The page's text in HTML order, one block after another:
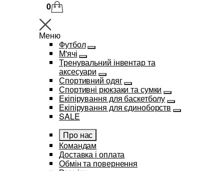
0
Меню
Футбол
М'ячі
Тренувальний інвентар та
аксесуари
Спортивний одяг
Спортивні рюкзаки та сумки
Екіпірування для баскетболу
Екіпірування для єдиноборств
SALE
Про нас
Командам
Доставка і оплата
Обмін та повернення